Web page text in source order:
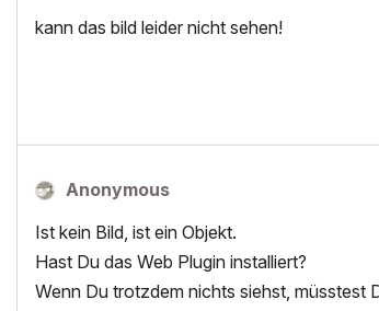
kann das bild leider nicht sehen!
Anonymous
Ist kein Bild, ist ein Objekt.
Hast Du das Web Plugin installiert?
Wenn Du trotzdem nichts siehst, müsstest